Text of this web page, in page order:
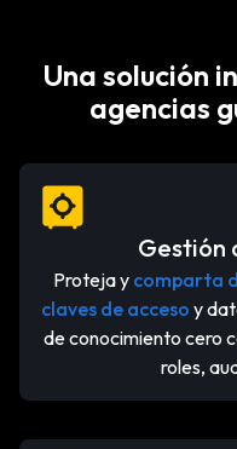
Una solución
agencias
Gestión
Proteja y comparta
claves de acceso y
de conocimiento cero
roles,